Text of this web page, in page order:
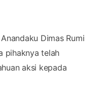
Dimas Rumi
pihaknya telah
aksi kepada